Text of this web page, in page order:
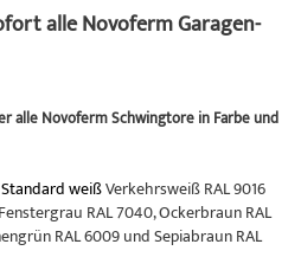
alle Novoferm Garagen-
alle Novoferm Schwingtore in Farbe und
Standard weißVerkehrsweiß RAL 9016
Fenstergrau RAL 7040, Ockerbraun RAL
RAL 6009 und Sepiabraun RAL